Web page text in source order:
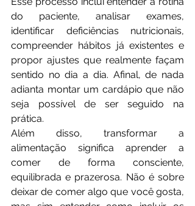
do paciente, analisar exames,
identificar deficiências nutricionais,
compreender hábitos já existentes e
propor ajustes que realmente façam
sentido no dia a dia. Afinal, de nada
adianta montar um cardápio que não
seja possível de ser seguido na
prática.
Além disso, transformar a
alimentação significa aprender a
comer de forma consciente,
equilibrada e prazerosa. Não é sobre
deixar de comer algo que você gosta,